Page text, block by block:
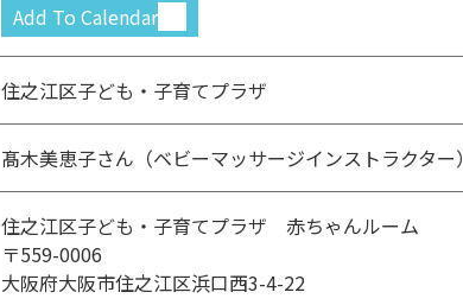
Add To Calendar
住之江区子ども・子育てプラザ
髙木美恵子さん（ベビーマッサージインストラクター）
住之江区子ども・子育てプラザ 赤ちゃんルーム
〒559-0006
大阪府大阪市住之江区浜口西3-4-22